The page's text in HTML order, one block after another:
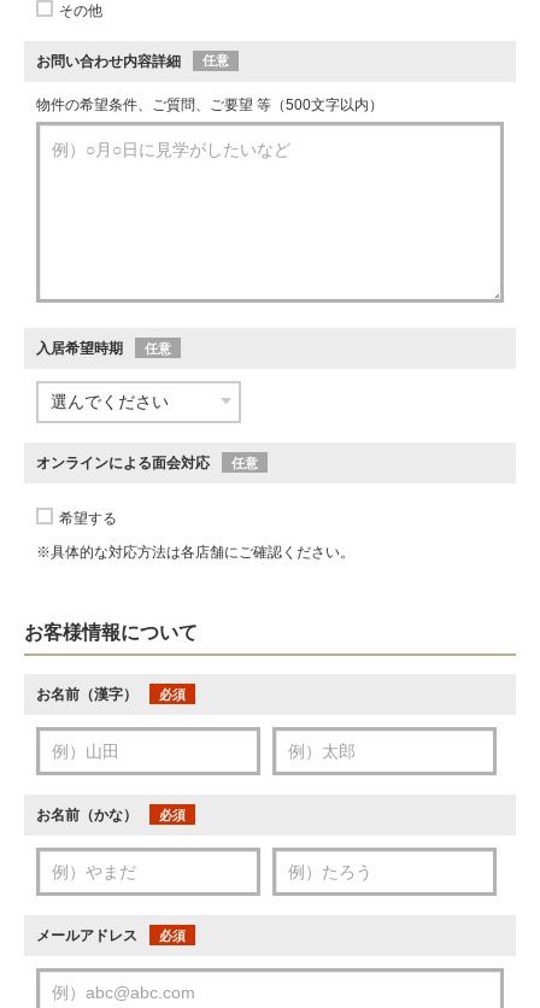
その他
お問い合わせ内容詳細 任意
物件の希望条件、ご質問、ご要望 等（500文字以内）
入居希望時期 任意
オンラインによる面会対応 任意
希望する
※具体的な対応方法は各店舗にご確認ください。
お客様情報について
お名前（漢字） 必須
お名前（かな） 必須
メールアドレス 必須